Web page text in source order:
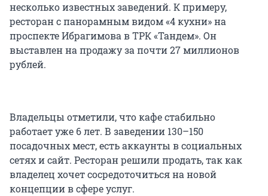
несколько известных заведений. К примеру,
ресторан с панорамным видом «4 кухни» на
проспекте Ибрагимова в ТРК «Тандем». Он
выставлен на продажу за почти27 миллионов
рублей.
Владельцы отметили, что кафе стабильно
работает уже 6 лет. В заведении 130–150
посадочных мест, есть аккаунты в социальных
сетях и сайт. Ресторан решили продать, так как
владелец хочет сосредоточиться на новой
концепции в сфере услуг.